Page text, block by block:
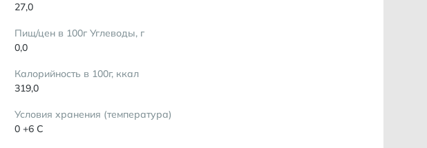
27,0
Пищ/цен в 100г Углеводы, г
0,0
Калорийность в 100г, ккал
319,0
Условия хранения (температура)
0 +6 С